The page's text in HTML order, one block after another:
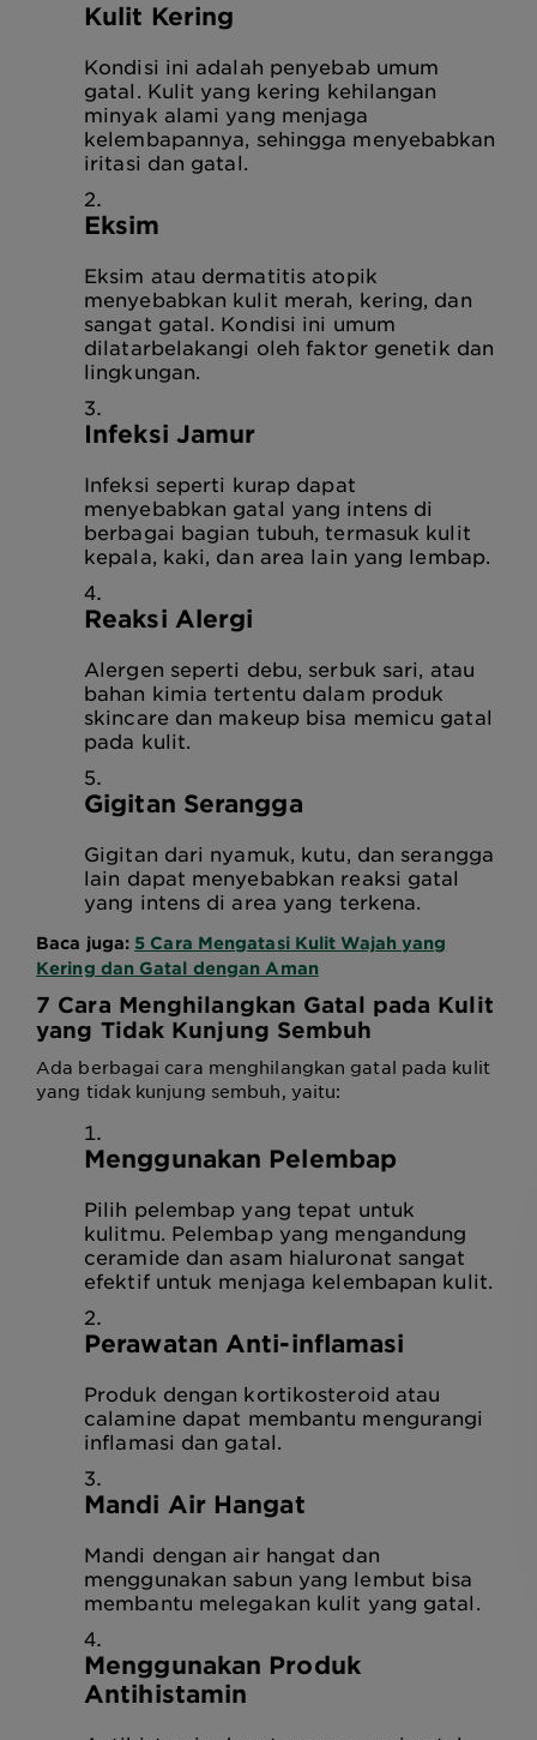
Kulit Kering
Kondisi ini adalah penyebab umum
gatal. Kulit yang kering kehilangan
minyak alami yang menjaga
kelembapannya, sehingga menyebabkan
iritasi dan gatal.
Eksim
Eksim atau dermatitis atopik
menyebabkan kulit merah, kering, dan
sangat gatal. Kondisi ini umum
dilatarbelakangi oleh faktor genetik dan
lingkungan.
Infeksi Jamur
Infeksi seperti kurap dapat
menyebabkan gatal yang intens di
berbagai bagian tubuh, termasuk kulit
kepala, kaki, dan area lain yang lembap.
Reaksi Alergi
Alergen seperti debu, serbuk sari, atau
bahan kimia tertentu dalam produk
skincare dan makeup bisa memicu gatal
pada kulit.
Gigitan Serangga
Gigitan dari nyamuk, kutu, dan serangga
lain dapat menyebabkan reaksi gatal
yang intens di area yang terkena.
Baca juga: 5 Cara Mengatasi Kulit Wajah yang
Kering dan Gatal dengan Aman
7 Cara Menghilangkan Gatal pada Kulit
yang Tidak Kunjung Sembuh
Ada berbagai cara menghilangkan gatal pada kulit
yang tidak kunjung sembuh, yaitu:
Menggunakan Pelembap
Pilih pelembap yang tepat untuk
kulitmu. Pelembap yang mengandung
ceramide dan asam hialuronat sangat
efektif untuk menjaga kelembapan kulit.
Perawatan Anti-inflamasi
Produk dengan kortikosteroid atau
calamine dapat membantu mengurangi
inflamasi dan gatal.
Mandi Air Hangat
Mandi dengan air hangat dan
menggunakan sabun yang lembut bisa
membantu melegakan kulit yang gatal.
Menggunakan Produk
Antihistamin